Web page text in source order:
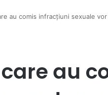
au comis infracțiuni sexuale
au